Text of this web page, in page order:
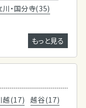
川・国分寺(35)
もっと見る
越(17)
越谷(17)